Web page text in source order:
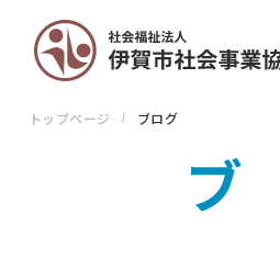
トップページ ブログ